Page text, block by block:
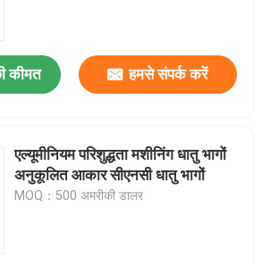
कीमत हमसे संपर्क करें
एल्यूमीनियम परिशुद्धता मशीनिंग धातु भागों
अनुकूलित आकार सीएनसी धातु भागों
MOQ：500 अमरीकी डालर